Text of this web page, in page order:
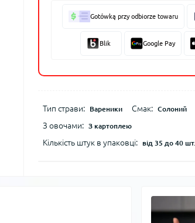
Gotówką przy odbiorze towaru
Blik Google Pay
Тип страви: Вареники Смак: Солоний
З овочами: З картоплею
Кількість штук в упаковці: від 35 до 40 шт.